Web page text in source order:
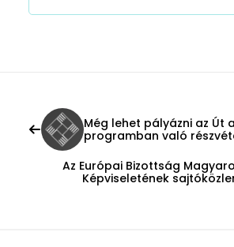
Még lehet pályázni az Út
programban való
Az Európai Bizottság
Képviseletének